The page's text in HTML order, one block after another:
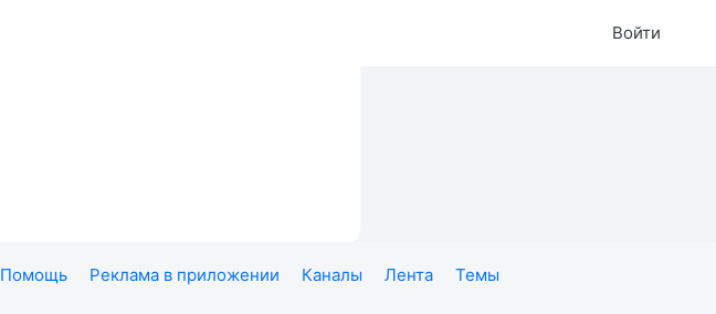
Войти
Помощь Реклама в приложении Каналы Лента
Темы